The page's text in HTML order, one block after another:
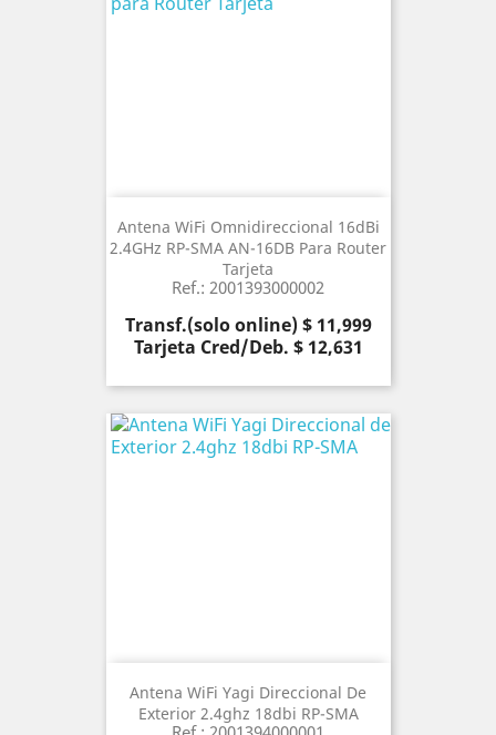
Antena WiFi Omnidireccional 16dBi
2.4GHz RP-SMA AN-16DB Para Router
Tarjeta
Ref.: 2001393000002
Precio
Transf.(solo online) $ 11,999
Tarjeta Cred/Deb. $ 12,631
Antena WiFi Yagi Direccional De
Exterior 2.4ghz 18dbi RP-SMA